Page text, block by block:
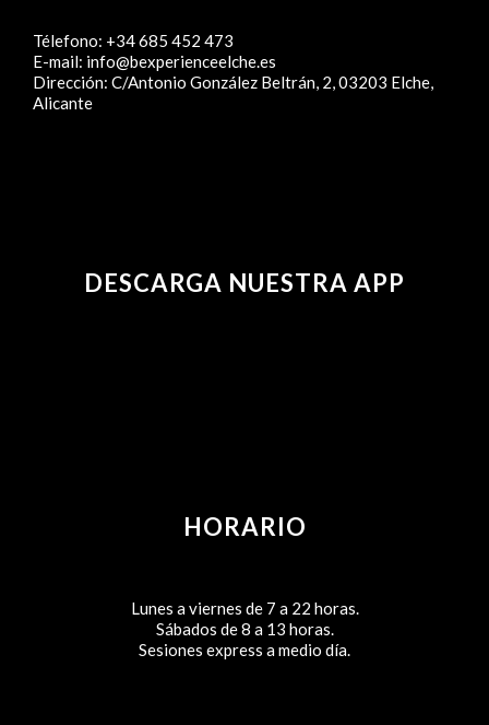
Télefono: +34 685 452 473
E-mail: info@bexperienceelche.es
Dirección: C/Antonio González Beltrán, 2, 03203 Elche,
Alicante
DESCARGA NUESTRA APP
HORARIO
Lunes a viernes de 7 a 22 horas.
Sábados de 8 a 13 horas.
Sesiones express a medio día.